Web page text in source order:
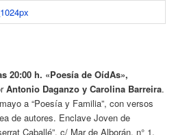
20:00 h. «Poesía de OídAs»,
Antonio Daganzo y Carolina Barreira.
a “Poesía y Familia”, con versos
de autores. Enclave Joven de
Caballé”, c/ Mar de Alborán, n° 1.